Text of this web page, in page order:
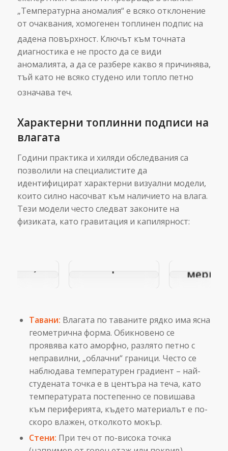
„Температурна аномалия“ е всяко отклонение
от очаквания, хомогенен топлинен подпис на
дадена повърхност. Ключът към точната
диагностика е не просто да се види
аномалията, а да се разбере какво я причинява,
тъй като не всяко студено или топло петно
означава теч.
Характерни топлинни подписи на
влагата
Години практика и хиляди обследвания са
позволили на специалистите да
идентифицират характерни визуални модели,
които силно насочват към наличието на влага.
Тези модели често следват законите на
физиката, като гравитация и капилярност:
Кога
мерки
Тавани: Влагата по таваните рядко има ясна
геометрична форма. Обикновено се
проявява като аморфно, разлято петно с
неправилни, „облачни“ граници. Често се
наблюдава температурен градиент – най-
студената точка е в центъра на теча, като
температурата постепенно се повишава
към периферията, където материалът е по-
скоро влажен, отколкото мокър.
Стени: При теч от по-висока точка